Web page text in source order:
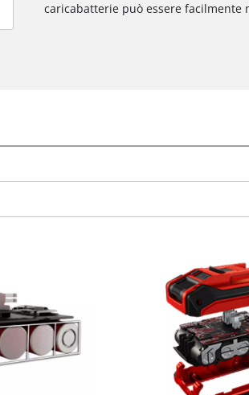
Abbiamo bisogno del vostro permesso
to the list of technologies used.
caricabatterie può essere facilmente